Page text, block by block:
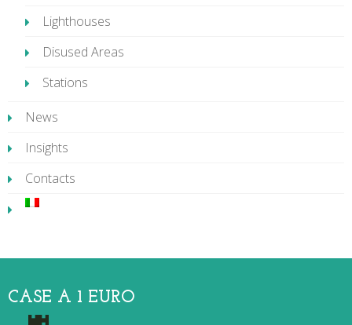
Lighthouses
Disused Areas
Stations
News
Insights
Contacts
CASE A 1 EURO